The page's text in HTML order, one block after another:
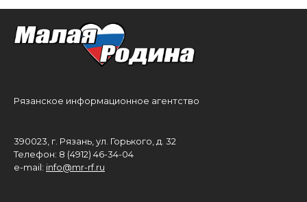
Рязанское информационное агентство
390023, г. Рязань, ул. Горького, д. 32
Телефон: 8 (4912) 46-34-04
e-mail: info@mr-rf.ru